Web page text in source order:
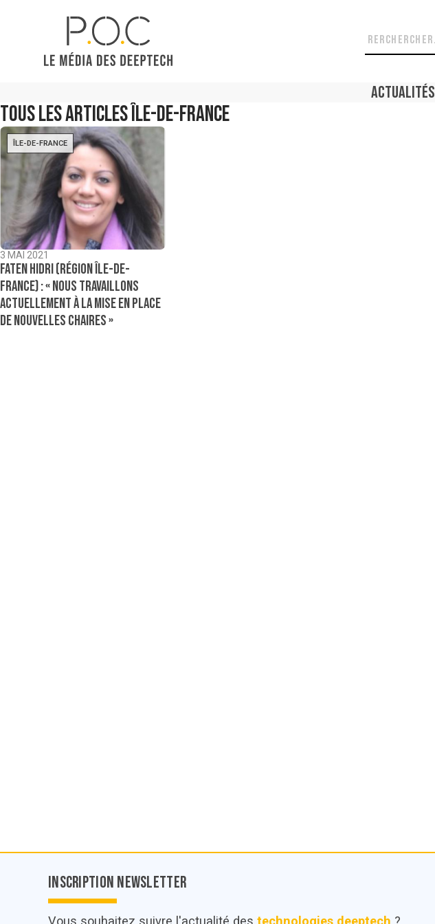
Actualités
Tous les articlesÎle-de-France
ÎLE-DE-FRANCE
3 MAI 2021
Faten Hidri (Région Île-de-
France) : « Nous travaillons
actuellement à la mise en place
de nouvelles chaires »
Inscription Newsletter
Vous souhaitez suivre l'actualité des technologies deeptech ?